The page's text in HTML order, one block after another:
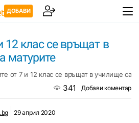
ДОБАВИ
12 клас се връщат в
матурите
от 7 и 12 клас се връщат в училище
341 Добави коментар
29 април 2020